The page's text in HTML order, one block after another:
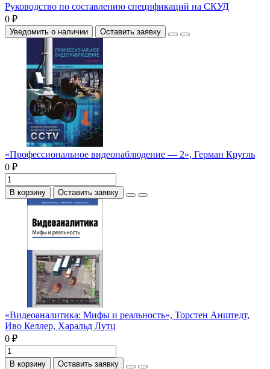
Руководство по составлению спецификаций на СКУД
0 ₽
Уведомить о наличии Оставить заявку
«Профессиональное видеонаблюдение — 2», Герман Кругль
0 ₽
В корзину Оставить заявку
«Видеоаналитика: Мифы и реальность», Торстен Анштедт,
Иво Келлер, Харальд Лутц
0 ₽
В корзину Оставить заявку